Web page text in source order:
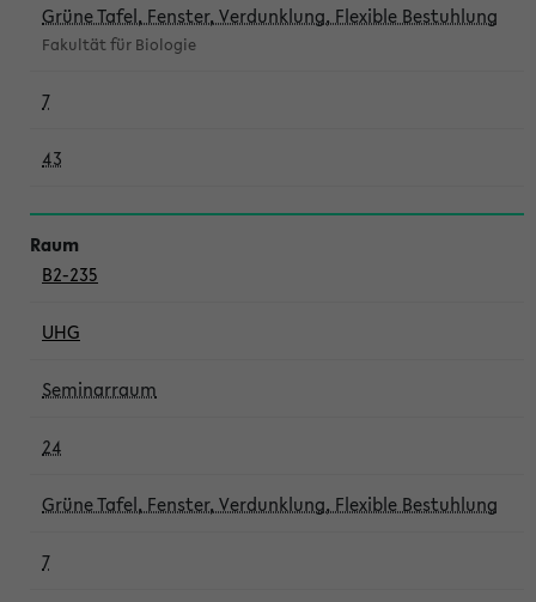
Grüne Tafel, Fenster, Verdunklung, Flexible Bestuhlung
Fakultät für Biologie
7
43
B2-235
UHG
Seminarraum
24
Grüne Tafel, Fenster, Verdunklung, Flexible Bestuhlung
7